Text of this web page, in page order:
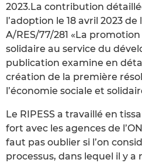
2023.La contribution
l’adoption le 18 avril 2023
A/RES/77/281 «La
solidaire au service du
publication examine en
création de la première
l’économie sociale et
Le RIPESS a travaillé en
fort avec les agences de
faut pas oublier si l’on
processus, dans lequel il y